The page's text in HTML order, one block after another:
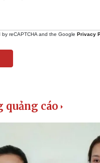
reCAPTCHA and the Google Privacy